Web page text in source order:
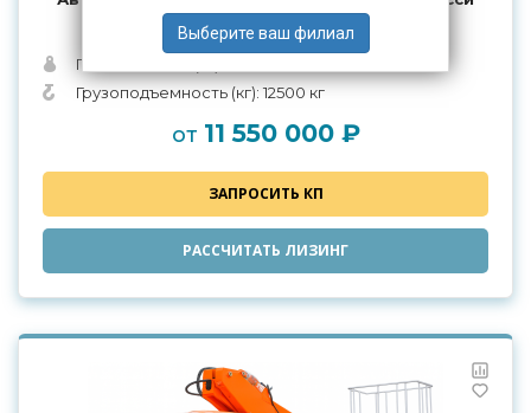
Урал NEXT 4320-6952-72
Полная масса (кг): 21300 кг
Грузоподъемность (кг): 12500 кг
от 11 550 000 ₽
ЗАПРОСИТЬ КП
РАССЧИТАТЬ ЛИЗИНГ